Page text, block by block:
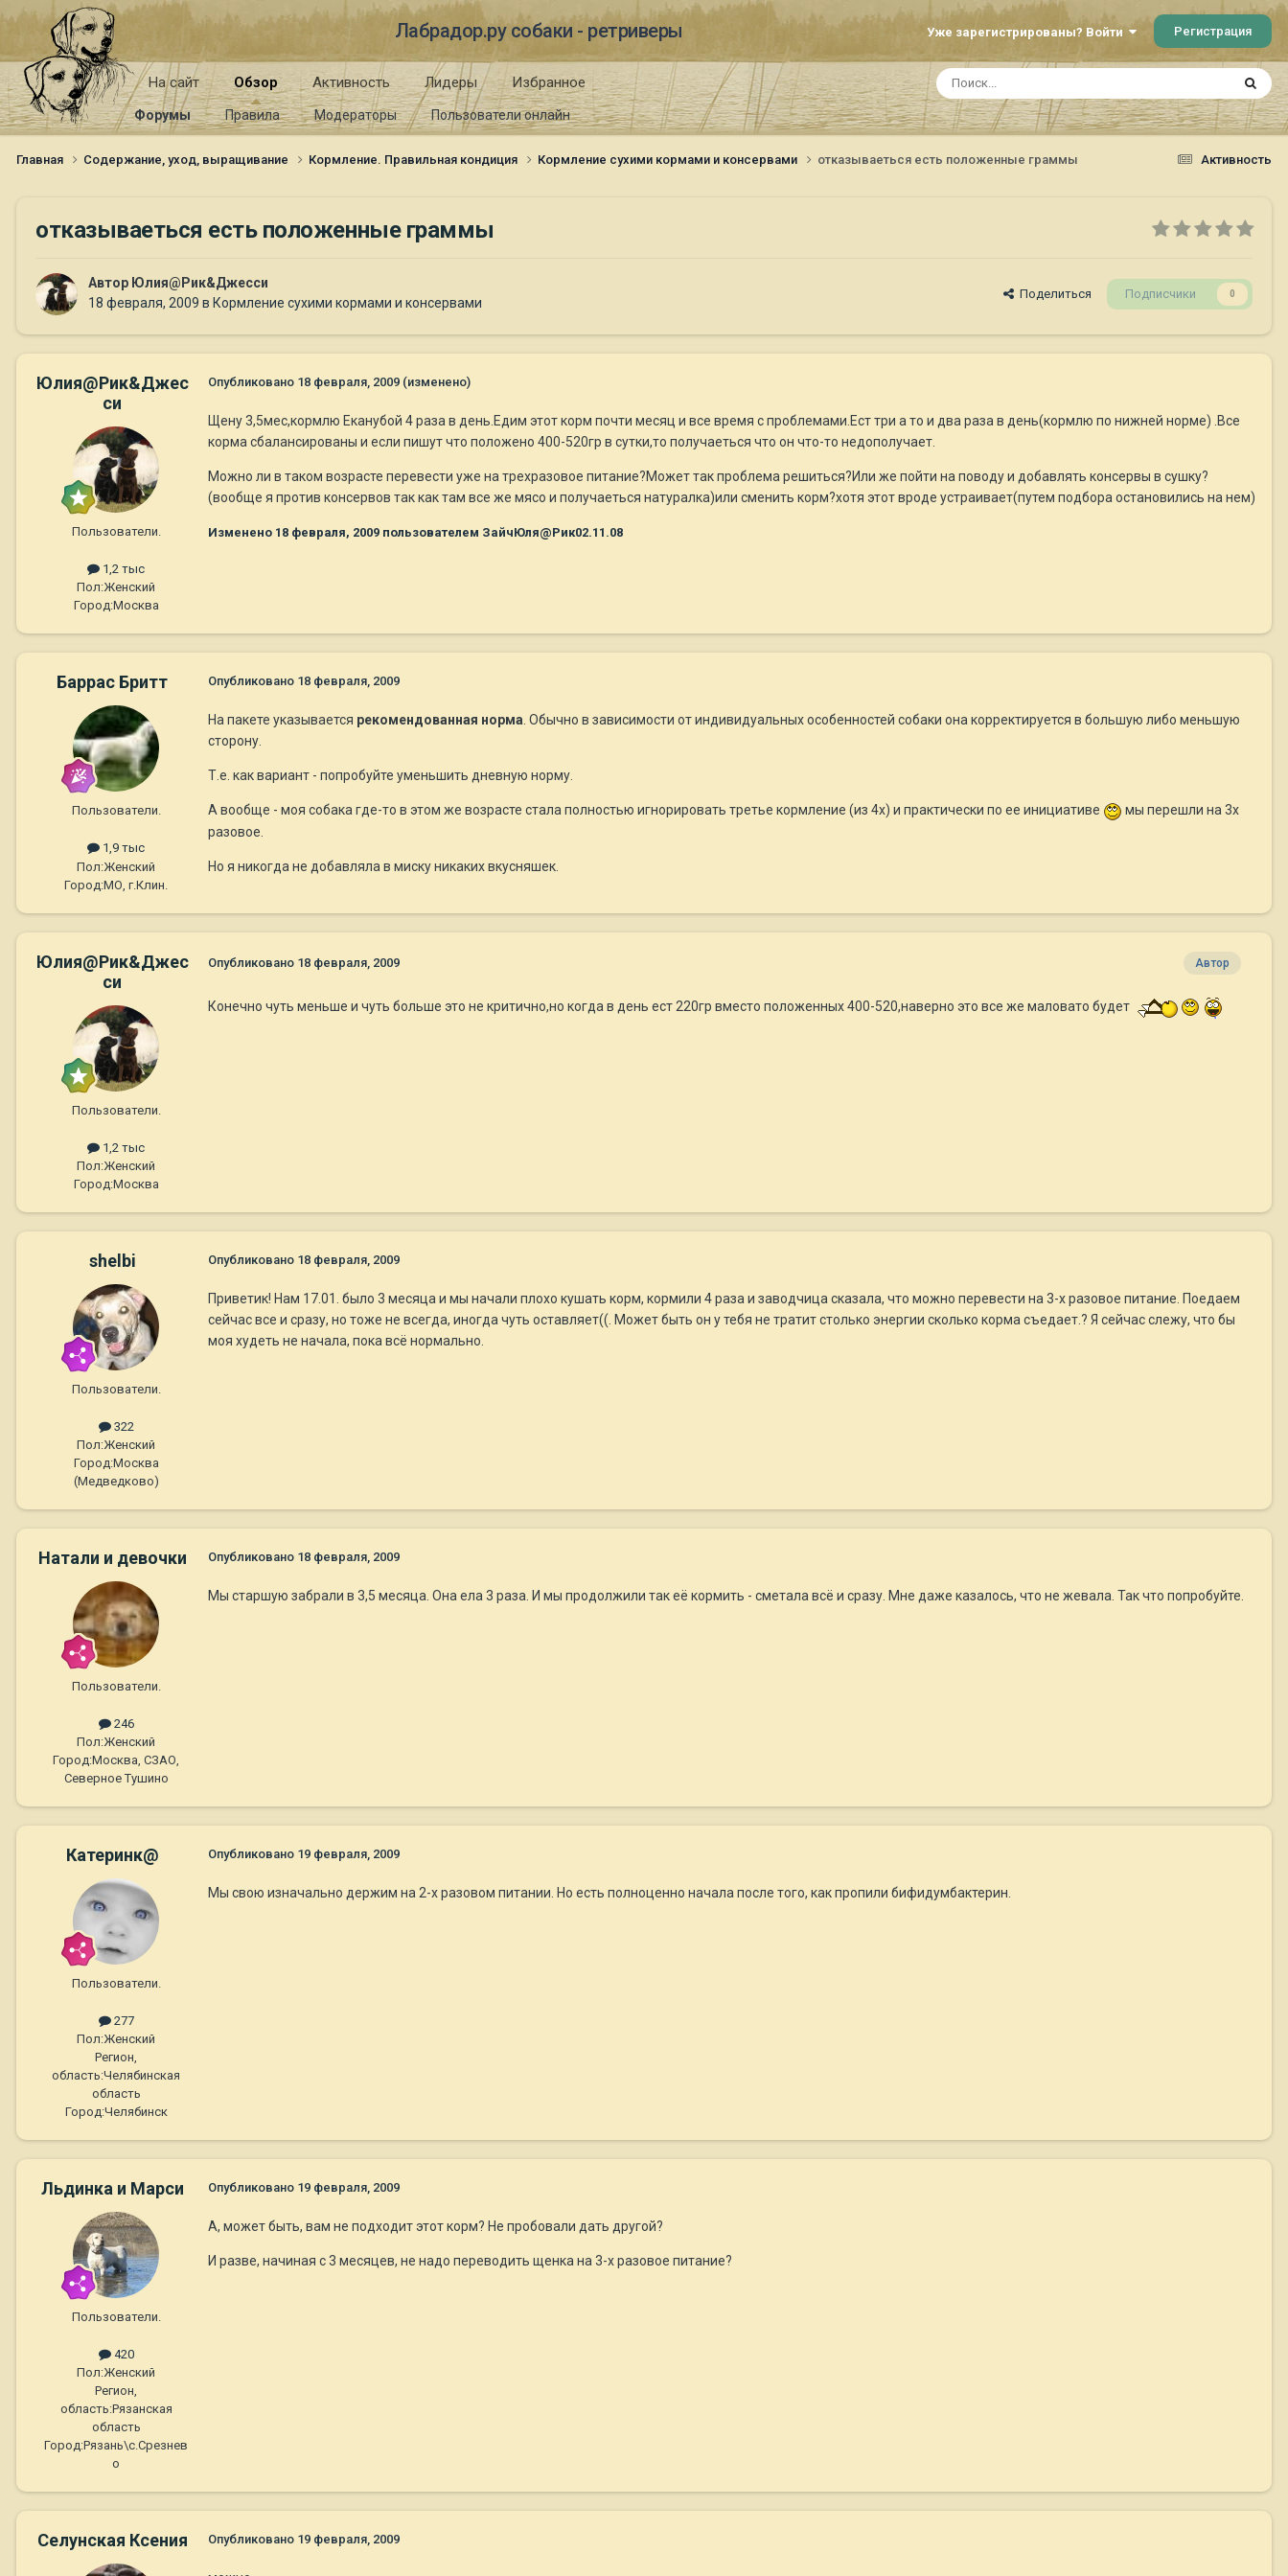
Лабрадор.ру собаки - ретриверы Уже зарегистрированы? Войти Регистрация
На сайт Обзор
Форумы Правила Модераторы Пользователи онлайн
Активность Лидеры Избранное
Активность
Главная Содержание, уход, выращивание Кормление. Правильная кондиция Кормление сухими кормами и консервами отказываеться есть положенные граммы
отказываеться есть положенные граммы
Автор Юлия@Рик&Джесси
18 февраля, 2009 в Кормление сухими кормами и консервами
Поделиться Подписчики 0
Юлия@Рик&Джес
си
Пользователи.
1,2 тыс
Пол:Женский
Город:Москва
Опубликовано 18 февраля, 2009 (изменено)
Щену 3,5мес,кормлю Еканубой 4 раза в день.Едим этот корм почти месяц и все время с проблемами.Ест три а то и два раза в день(кормлю по нижней норме) .Все
корма сбалансированы и если пишут что положено 400-520гр в сутки,то получаеться что он что-то недополучает.
Можно ли в таком возрасте перевести уже на трехразовое питание?Может так проблема решиться?Или же пойти на поводу и добавлять консервы в сушку?
(вообще я против консервов так как там все же мясо и получаеться натуралка)или сменить корм?хотя этот вроде устраивает(путем подбора остановились на нем)
Изменено 18 февраля, 2009 пользователем ЗайчЮля@Рик02.11.08
Баррас Бритт
Пользователи.
1,9 тыс
Пол:Женский
Город:МО, г.Клин.
Опубликовано 18 февраля, 2009
На пакете указывается рекомендованная норма. Обычно в зависимости от индивидуальных особенностей собаки она корректируется в большую либо меньшую
сторону.
Т.е. как вариант - попробуйте уменьшить дневную норму.
А вообще - моя собака где-то в этом же возрасте стала полностью игнорировать третье кормление (из 4х) и практически по ее инициативе
мы перешли на 3х
разовое.
Но я никогда не добавляла в миску никаких вкусняшек.
Юлия@Рик&Джес
си
Пользователи.
1,2 тыс
Пол:Женский
Город:Москва
Автор
Опубликовано 18 февраля, 2009
Конечно чуть меньше и чуть больше это не критично,но когда в день ест 220гр вместо положенных 400-520,наверно это все же маловато будет
shelbi
Пользователи.
322
Пол:Женский
Город:Москва
(Медведково)
Опубликовано 18 февраля, 2009
Приветик! Нам 17.01. было 3 месяца и мы начали плохо кушать корм, кормили 4 раза и заводчица сказала, что можно перевести на 3-х разовое питание. Поедаем
сейчас все и сразу, но тоже не всегда, иногда чуть оставляет((. Может быть он у тебя не тратит столько энергии сколько корма съедает.? Я сейчас слежу, что бы
моя худеть не начала, пока всё нормально.
Натали и девочки
Пользователи.
246
Пол:Женский
Город:Москва, СЗАО,
Северное Тушино
Опубликовано 18 февраля, 2009
Мы старшую забрали в 3,5 месяца. Она ела 3 раза. И мы продолжили так её кормить - сметала всё и сразу. Мне даже казалось, что не жевала. Так что попробуйте.
Катеринк@
Пользователи.
277
Пол:Женский
Регион,
область:Челябинская
область
Город:Челябинск
Опубликовано 19 февраля, 2009
Мы свою изначально держим на 2-х разовом питании. Но есть полноценно начала после того, как пропили бифидумбактерин.
Льдинка и Марси
Пользователи.
420
Пол:Женский
Регион,
область:Рязанская
область
Город:Рязань\с.Срезнев
о
Опубликовано 19 февраля, 2009
А, может быть, вам не подходит этот корм? Не пробовали дать другой?
И разве, начиная с 3 месяцев, не надо переводить щенка на 3-х разовое питание?
Селунская Ксения Опубликовано 19 февраля, 2009